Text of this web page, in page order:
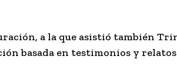
a la que asistió también
basada en testimonios y